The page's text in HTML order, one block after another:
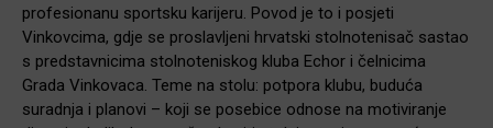
profesionanu sportsku karijeru. Povod je to i posjeti
Vinkovcima, gdje se proslavljeni hrvatski stolnotenisač sastao
s predstavnicima stolnoteniskog kluba Echor i čelnicima
Grada Vinkovaca. Teme na stolu: potpora klubu, buduća
suradnja i planovi – koji se posebice odnose na motiviranje